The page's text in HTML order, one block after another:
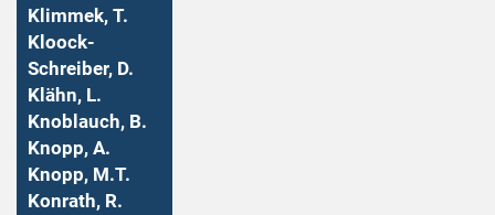
Klimmek, T.
Kloock-
Schreiber, D.
Klähn, L.
Knoblauch, B.
Knopp, A.
Knopp, M.T.
Konrath, R.